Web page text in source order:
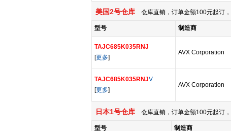
美国2号仓库 仓库直销，订单金额100元起订
型号 制造商
TAJC685K035RNJ
[更多]
AVX Corporation
TAJC685K035RNJV
[更多]
AVX Corporation
日本1号仓库 仓库直销，订单金额100元起订
型号 制造商